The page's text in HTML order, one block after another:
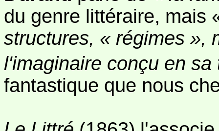
du genre littéraire, mais
structures, « régimes »,
l'imaginaire conçu en sa
fantastique que nous